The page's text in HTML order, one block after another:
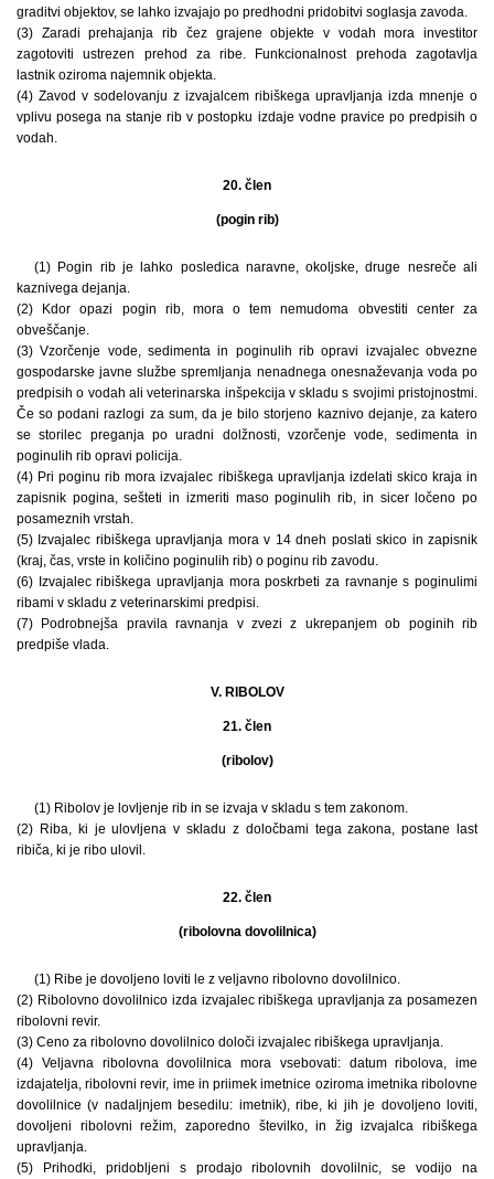
graditvi objektov, se lahko izvajajo po predhodni pridobitvi soglasja zavoda.
(3) Zaradi prehajanja rib čez grajene objekte v vodah mora investitor
zagotoviti ustrezen prehod za ribe. Funkcionalnost prehoda zagotavlja
lastnik oziroma najemnik objekta.
(4) Zavod v sodelovanju z izvajalcem ribiškega upravljanja izda mnenje o
vplivu posega na stanje rib v postopku izdaje vodne pravice po predpisih o
vodah.
20. člen
(pogin rib)
(1) Pogin rib je lahko posledica naravne, okoljske, druge nesreče ali
kaznivega dejanja.
(2) Kdor opazi pogin rib, mora o tem nemudoma obvestiti center za
obveščanje.
(3) Vzorčenje vode, sedimenta in poginulih rib opravi izvajalec obvezne
gospodarske javne službe spremljanja nenadnega onesnaževanja voda po
predpisih o vodah ali veterinarska inšpekcija v skladu s svojimi pristojnostmi.
Če so podani razlogi za sum, da je bilo storjeno kaznivo dejanje, za katero
se storilec preganja po uradni dolžnosti, vzorčenje vode, sedimenta in
poginulih rib opravi policija.
(4) Pri poginu rib mora izvajalec ribiškega upravljanja izdelati skico kraja in
zapisnik pogina, sešteti in izmeriti maso poginulih rib, in sicer ločeno po
posameznih vrstah.
(5) Izvajalec ribiškega upravljanja mora v 14 dneh poslati skico in zapisnik
(kraj, čas, vrste in količino poginulih rib) o poginu rib zavodu.
(6) Izvajalec ribiškega upravljanja mora poskrbeti za ravnanje s poginulimi
ribami v skladu z veterinarskimi predpisi.
(7) Podrobnejša pravila ravnanja v zvezi z ukrepanjem ob poginih rib
predpiše vlada.
V. RIBOLOV
21. člen
(ribolov)
(1) Ribolov je lovljenje rib in se izvaja v skladu s tem zakonom.
(2) Riba, ki je ulovljena v skladu z določbami tega zakona, postane last
ribiča, ki je ribo ulovil.
22. člen
(ribolovna dovolilnica)
(1) Ribe je dovoljeno loviti le z veljavno ribolovno dovolilnico.
(2) Ribolovno dovolilnico izda izvajalec ribiškega upravljanja za posamezen
ribolovni revir.
(3) Ceno za ribolovno dovolilnico določi izvajalec ribiškega upravljanja.
(4) Veljavna ribolovna dovolilnica mora vsebovati: datum ribolova, ime
izdajatelja, ribolovni revir, ime in priimek imetnice oziroma imetnika ribolovne
dovolilnice (v nadaljnjem besedilu: imetnik), ribe, ki jih je dovoljeno loviti,
dovoljeni ribolovni režim, zaporedno številko, in žig izvajalca ribiškega
upravljanja.
(5) Prihodki, pridobljeni s prodajo ribolovnih dovolilnic, se vodijo na